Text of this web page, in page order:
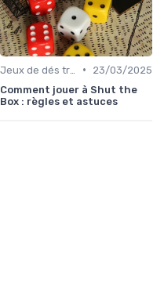
•
23/03/2025
Comment jouer à Shut the
Box : règles et astuces